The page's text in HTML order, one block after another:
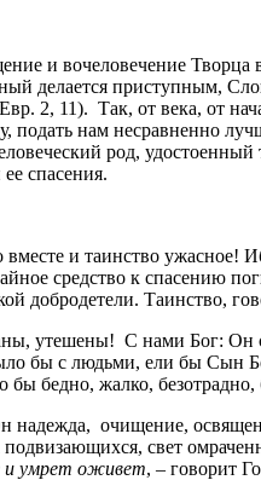
и вочеловечение
делается приступным,
2, 11). Так, от века, от
нам несравненно
род,
спасения.
и таинство ужасное!
средство к спасению
добродетели. Таинство,
утешены! С нами Бог:
бы с людьми, ели бы Сын
бедно, жалко, безотрадно,
очищение,
свет
и умрет оживет, – говорит